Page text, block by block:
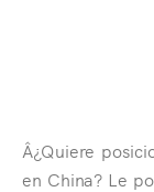
Â¿Quiere
en China? Le